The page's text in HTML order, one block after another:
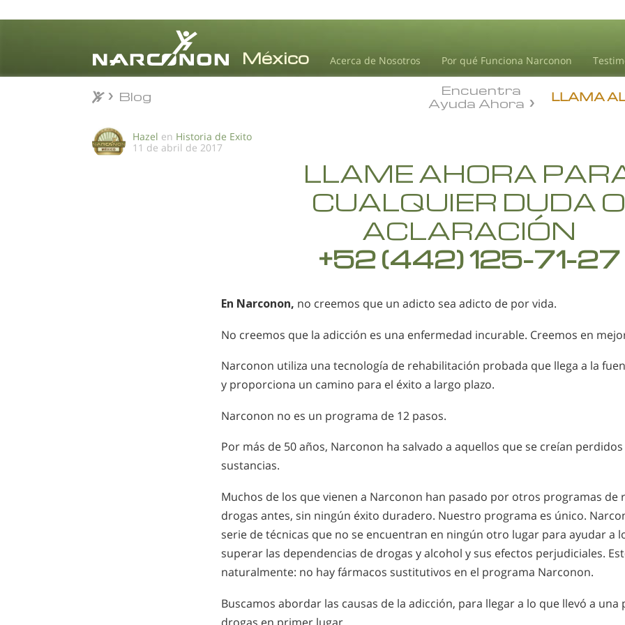
Acerca de Nosotros Por qué Funciona Narconon
LLAMA
Encuentra
Ayuda Ahora
Blog
Hazel en Historia de Exito
11 de abril de 2017
LLAME AHORA
CUALQUIER DUDA O
ACLARACIÓN
+52 (442) 125-71-27
En Narconon, no creemos que un adicto sea adicto de por vida.
No creemos que la adicción es una enfermedad incurable. Creemos en
Narconon utiliza una tecnología de rehabilitación probada que llega a la
y proporciona un camino para el éxito a largo plazo.
Narconon no es un programa de 12 pasos.
Por más de 50 años, Narconon ha salvado a aquellos que se creían
sustancias.
Muchos de los que vienen a Narconon han pasado por otros programas de
drogas antes, sin ningún éxito duradero. Nuestro programa es único.
serie de técnicas que no se encuentran en ningún otro lugar para ayudar a
superar las dependencias de drogas y alcohol y sus efectos perjudiciales.
naturalmente: no hay fármacos sustitutivos en el programa Narconon.
Buscamos abordar las causas de la adicción, para llegar a lo que llevó a una
drogas en primer lugar.
Blog